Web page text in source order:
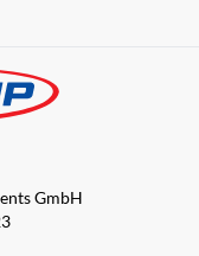
GmbH